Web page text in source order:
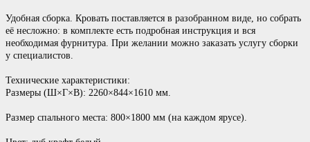
Удобная сборка. Кровать поставляется в разобранном виде, но собрать
её несложно: в комплекте есть подробная инструкция и вся
необходимая фурнитура. При желании можно заказать услугу сборки
у специалистов.
Технические характеристики:
Размеры (Ш×Г×В): 2260×844×1610 мм.
Размер спального места: 800×1800 мм (на каждом ярусе).